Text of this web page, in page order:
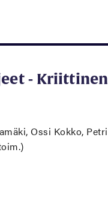
- Kriittinen
Ossi Kokko, Petri